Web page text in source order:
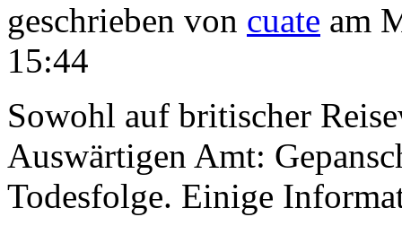
geschrieben von cuate am
15:44
Sowohl auf britischer
Auswärtigen Amt:
Todesfolge. Einige